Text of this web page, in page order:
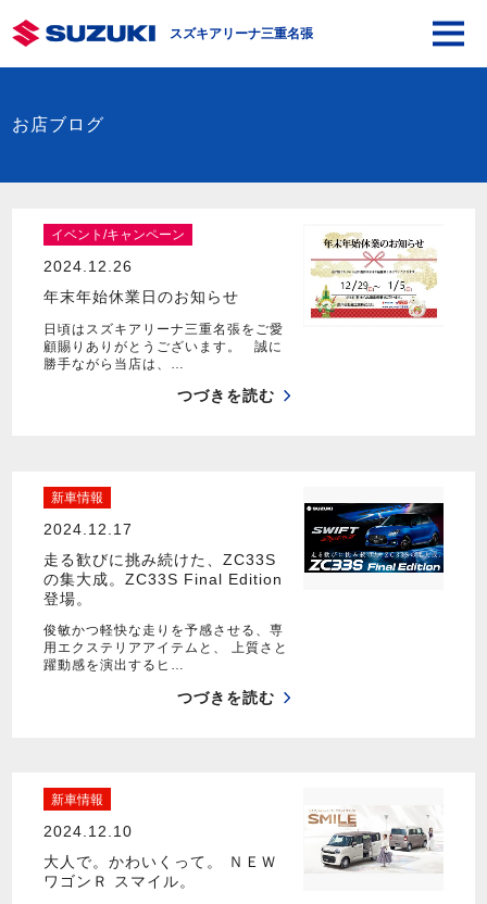
スズキアリーナ三重名張
お店ブログ
イベント/キャンペーン
2024.12.26
年末年始休業日のお知らせ
日頃はスズキアリーナ三重名張をご愛
顧賜りありがとうございます。 誠に
勝手ながら当店は、…
つづきを読む
新車情報
2024.12.17
走る歓びに挑み続けた、ZC33S
の集大成。ZC33S Final Edition
登場。
俊敏かつ軽快な走りを予感させる、専
用エクステリアアイテムと、 上質さと
躍動感を演出するヒ…
つづきを読む
新車情報
2024.12.10
大人で。かわいくって。 ＮＥＷ
ワゴンＲ スマイル。